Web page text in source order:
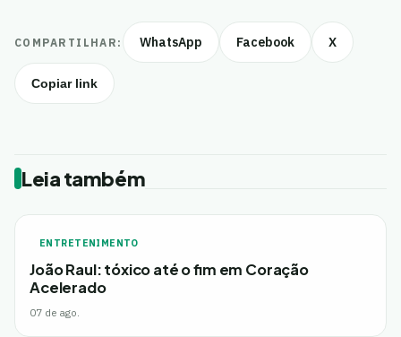
COMPARTILHAR: WhatsApp Facebook X
Copiar link
Leia também
ENTRETENIMENTO
João Raul: tóxico até o fim em Coração
Acelerado
07 de ago.